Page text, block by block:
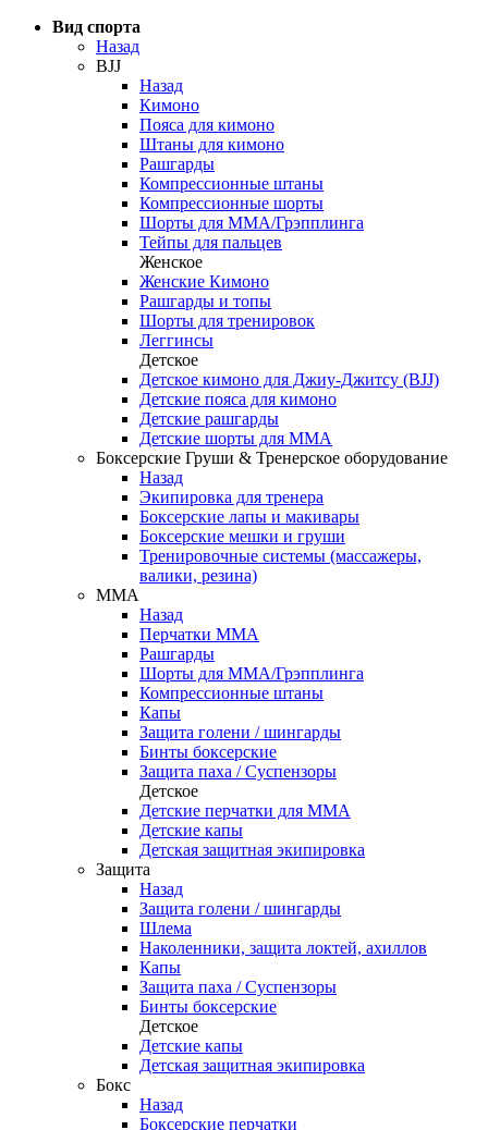
Вид спорта
Назад
BJJ
Назад
Кимоно
Пояса для кимоно
Штаны для кимоно
Рашгарды
Компрессионные штаны
Компрессионные шорты
Шорты для ММА/Грэпплинга
Тейпы для пальцев
Женское
Женские Кимоно
Рашгарды и топы
Шорты для тренировок
Леггинсы
Детское
Детское кимоно для Джиу-Джитсу (BJJ)
Детские пояса для кимоно
Детские рашгарды
Детские шорты для ММА
Боксерские Груши & Тренерское оборудование
Назад
Экипировка для тренера
Боксерские лапы и макивары
Боксерские мешки и груши
Тренировочные системы (массажеры,
валики, резина)
ММА
Назад
Перчатки ММА
Рашгарды
Шорты для ММА/Грэпплинга
Компрессионные штаны
Капы
Защита голени / шингарды
Бинты боксерские
Защита паха / Суспензоры
Детское
Детские перчатки для ММА
Детские капы
Детская защитная экипировка
Защита
Назад
Защита голени / шингарды
Шлема
Наколенники, защита локтей, ахиллов
Капы
Защита паха / Суспензоры
Бинты боксерские
Детское
Детские капы
Детская защитная экипировка
Бокс
Назад
Боксерские перчатки